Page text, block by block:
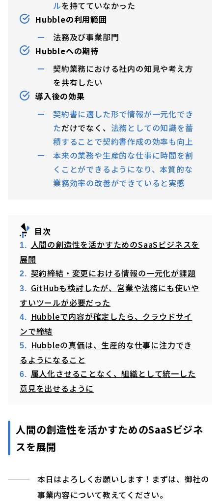
ルを持てていなかった
Hubbleの利用範囲
法務及び事業部門
Hubbleへの期待
契約業務における社内の知見や考え方
を共有したい
導入後の効果
契約書に適した形で情報が一元化でき
ただけでなく、 法務としての知識を蓄
積することで契約書作成の効率も向上
本来の業務や生産的な仕事に時間を割
くことができるようになり、本質的な
業務効率の改善ができていると実感
目次
人間の創造性を活かすためのSaaSビジネスを
展開
契約締結・変更における情報の一元化が課題
GitHubも検討したが、営業や法務にも使いや
すいツールが必要だった
Hubbleで内容が確定したら、クラウドサイ
ンで締結
Hubbleの真価は、生産的な仕事に注力でき
るようになること
属人化させることなく、組織として統一した
意見を出せるように
人間の創造性を活かすためのSaaSビジネ
スを展開
本日はよろしくお願いします！まずは、御社の
事業内容について教えてください。